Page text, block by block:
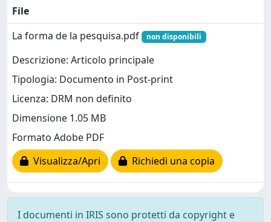
File
La forma de la pesquisa.pdf
non disponibili
Descrizione: Articolo principale
Tipologia: Documento in Post-print
Licenza: DRM non definito
Dimensione 1.05 MB
Formato Adobe PDF
Visualizza/Apri
Richiedi una copia
I documenti in IRIS sono protetti da copyright e